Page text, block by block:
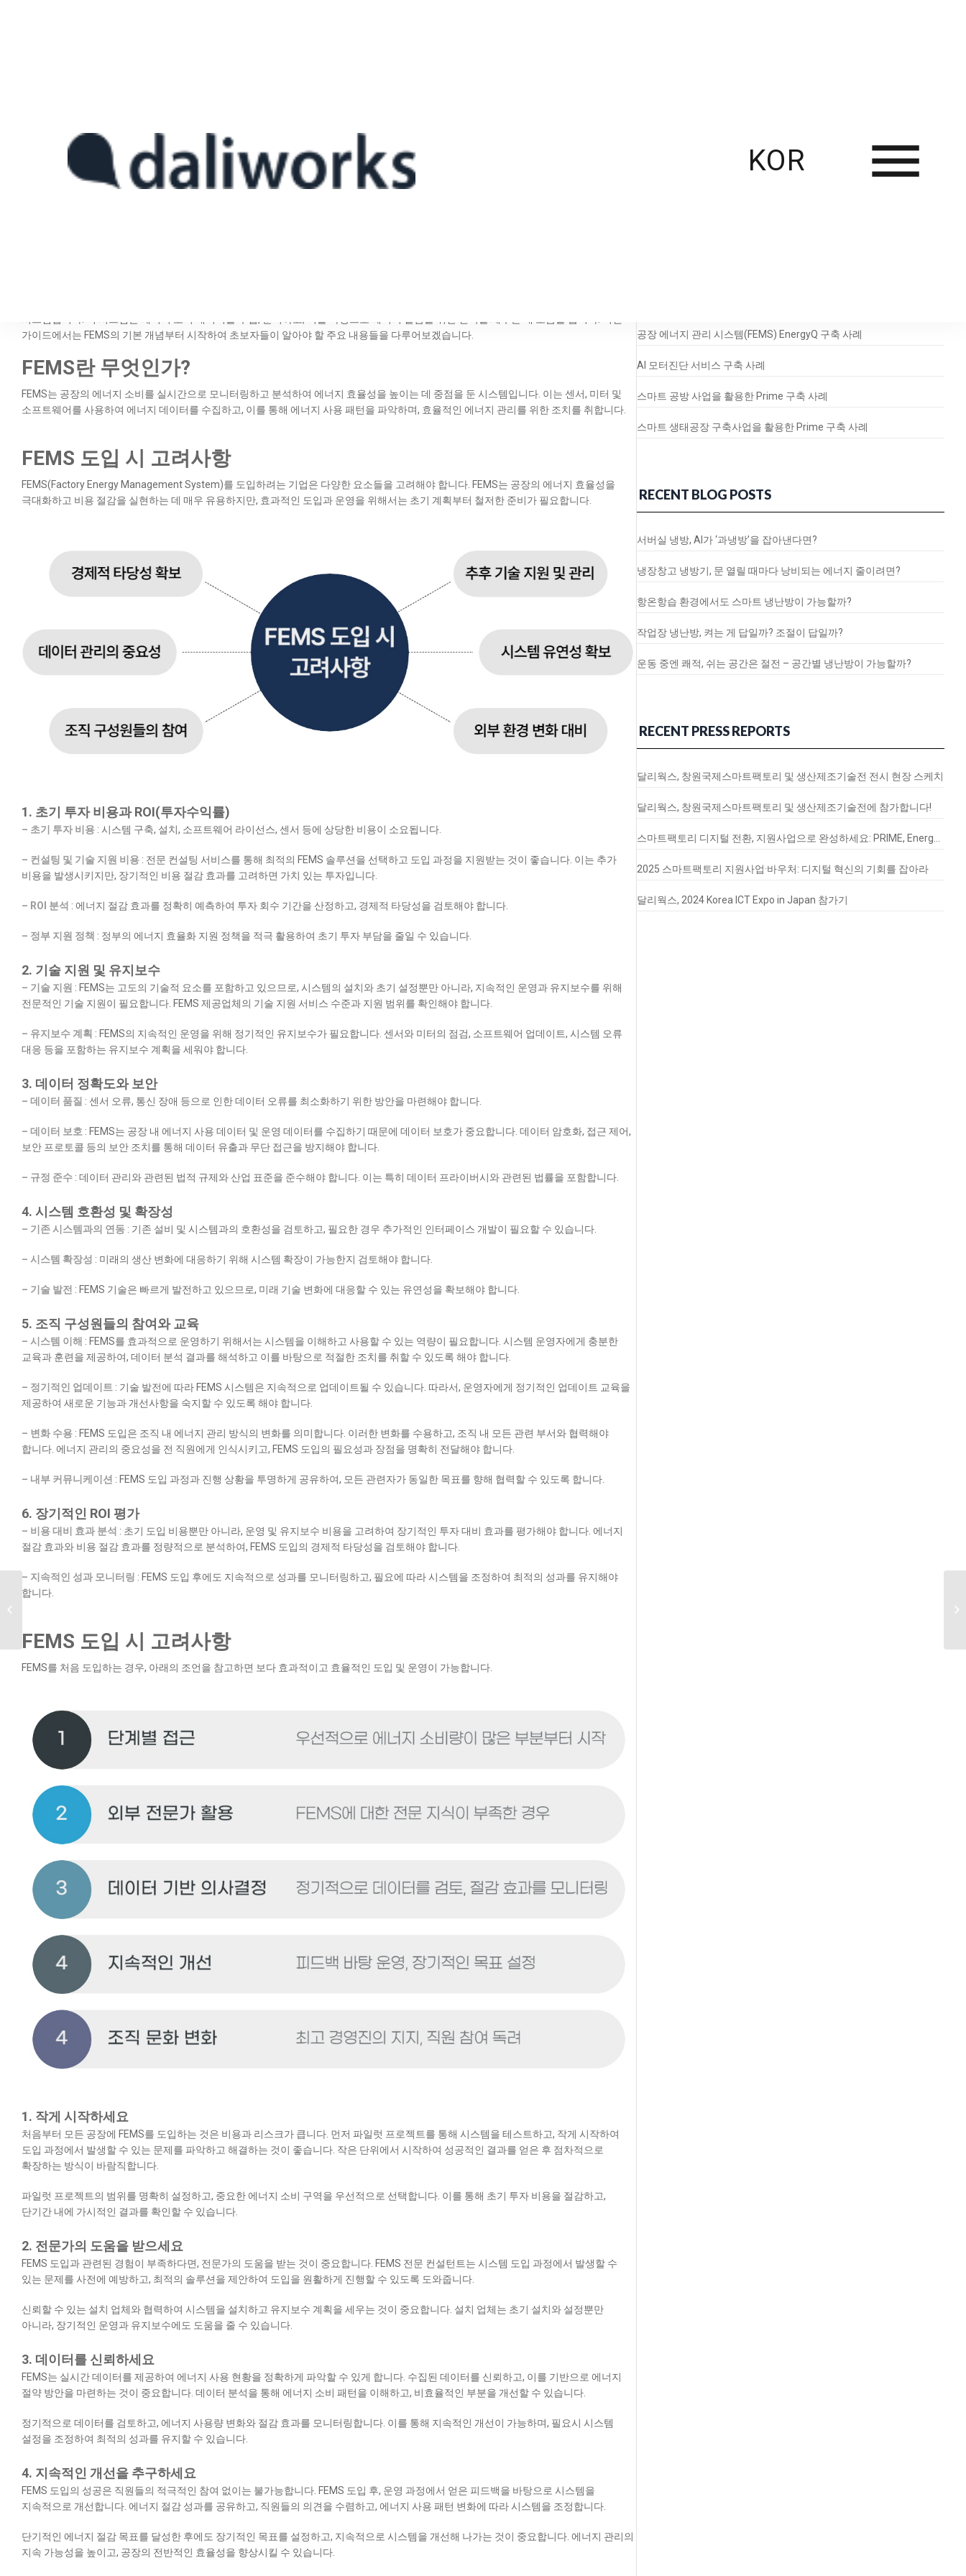
가이드에서는 FEMS의 기본 개념부터 시작하여 초보자들이 알아야 할 주요 내용들을 다루어보겠습니다.
FEMS란 무엇인가?
FEMS는 공장의 에너지 소비를 실시간으로 모니터링하고 분석하여 에너지 효율성을 높이는 데 중점을 둔 시스템입니다. 이는 센서, 미터 및
소프트웨어를 사용하여 에너지 데이터를 수집하고, 이를 통해 에너지 사용 패턴을 파악하며, 효율적인 에너지 관리를 위한 조치를 취합니다.
FEMS 도입 시 고려사항
FEMS(Factory Energy Management System)를 도입하려는 기업은 다양한 요소들을 고려해야 합니다. FEMS는 공장의 에너지 효율성을
극대화하고 비용 절감을 실현하는 데 매우 유용하지만, 효과적인 도입과 운영을 위해서는 초기 계획부터 철저한 준비가 필요합니다.
1. 초기 투자 비용과 ROI(투자수익률)
– 초기 투자 비용 : 시스템 구축, 설치, 소프트웨어 라이선스, 센서 등에 상당한 비용이 소요됩니다.
– 컨설팅 및 기술 지원 비용 : 전문 컨설팅 서비스를 통해 최적의 FEMS 솔루션을 선택하고 도입 과정을 지원받는 것이 좋습니다. 이는 추가
비용을 발생시키지만, 장기적인 비용 절감 효과를 고려하면 가치 있는 투자입니다.
– ROI 분석 : 에너지 절감 효과를 정확히 예측하여 투자 회수 기간을 산정하고, 경제적 타당성을 검토해야 합니다.
– 정부 지원 정책 : 정부의 에너지 효율화 지원 정책을 적극 활용하여 초기 투자 부담을 줄일 수 있습니다.
2. 기술 지원 및 유지보수
– 기술 지원 : FEMS는 고도의 기술적 요소를 포함하고 있으므로, 시스템의 설치와 초기 설정뿐만 아니라, 지속적인 운영과 유지보수를 위해
전문적인 기술 지원이 필요합니다. FEMS 제공업체의 기술 지원 서비스 수준과 지원 범위를 확인해야 합니다.
– 유지보수 계획 : FEMS의 지속적인 운영을 위해 정기적인 유지보수가 필요합니다. 센서와 미터의 점검, 소프트웨어 업데이트, 시스템 오류
대응 등을 포함하는 유지보수 계획을 세워야 합니다.
3. 데이터 정확도와 보안
– 데이터 품질 : 센서 오류, 통신 장애 등으로 인한 데이터 오류를 최소화하기 위한 방안을 마련해야 합니다.
– 데이터 보호 : FEMS는 공장 내 에너지 사용 데이터 및 운영 데이터를 수집하기 때문에 데이터 보호가 중요합니다. 데이터 암호화, 접근 제어,
보안 프로토콜 등의 보안 조치를 통해 데이터 유출과 무단 접근을 방지해야 합니다.
– 규정 준수 : 데이터 관리와 관련된 법적 규제와 산업 표준을 준수해야 합니다. 이는 특히 데이터 프라이버시와 관련된 법률을 포함합니다.
4. 시스템 호환성 및 확장성
– 기존 시스템과의 연동 : 기존 설비 및 시스템과의 호환성을 검토하고, 필요한 경우 추가적인 인터페이스 개발이 필요할 수 있습니다.
– 시스템 확장성 : 미래의 생산 변화에 대응하기 위해 시스템 확장이 가능한지 검토해야 합니다.
– 기술 발전 : FEMS 기술은 빠르게 발전하고 있으므로, 미래 기술 변화에 대응할 수 있는 유연성을 확보해야 합니다.
5. 조직 구성원들의 참여와 교육
– 시스템 이해 : FEMS를 효과적으로 운영하기 위해서는 시스템을 이해하고 사용할 수 있는 역량이 필요합니다. 시스템 운영자에게 충분한
교육과 훈련을 제공하여, 데이터 분석 결과를 해석하고 이를 바탕으로 적절한 조치를 취할 수 있도록 해야 합니다.
– 정기적인 업데이트 : 기술 발전에 따라 FEMS 시스템은 지속적으로 업데이트될 수 있습니다. 따라서, 운영자에게 정기적인 업데이트 교육을
제공하여 새로운 기능과 개선사항을 숙지할 수 있도록 해야 합니다.
– 변화 수용 : FEMS 도입은 조직 내 에너지 관리 방식의 변화를 의미합니다. 이러한 변화를 수용하고, 조직 내 모든 관련 부서와 협력해야
합니다. 에너지 관리의 중요성을 전 직원에게 인식시키고, FEMS 도입의 필요성과 장점을 명확히 전달해야 합니다.
– 내부 커뮤니케이션 : FEMS 도입 과정과 진행 상황을 투명하게 공유하여, 모든 관련자가 동일한 목표를 향해 협력할 수 있도록 합니다.
6. 장기적인 ROI 평가
– 비용 대비 효과 분석 : 초기 도입 비용뿐만 아니라, 운영 및 유지보수 비용을 고려하여 장기적인 투자 대비 효과를 평가해야 합니다. 에너지
절감 효과와 비용 절감 효과를 정량적으로 분석하여, FEMS 도입의 경제적 타당성을 검토해야 합니다.
– 지속적인 성과 모니터링 : FEMS 도입 후에도 지속적으로 성과를 모니터링하고, 필요에 따라 시스템을 조정하여 최적의 성과를 유지해야
합니다.
FEMS 도입 시 고려사항
FEMS를 처음 도입하는 경우, 아래의 조언을 참고하면 보다 효과적이고 효율적인 도입 및 운영이 가능합니다.
1. 작게 시작하세요
처음부터 모든 공장에 FEMS를 도입하는 것은 비용과 리스크가 큽니다. 먼저 파일럿 프로젝트를 통해 시스템을 테스트하고, 작게 시작하여
도입 과정에서 발생할 수 있는 문제를 파악하고 해결하는 것이 좋습니다. 작은 단위에서 시작하여 성공적인 결과를 얻은 후 점차적으로
확장하는 방식이 바람직합니다.
파일럿 프로젝트의 범위를 명확히 설정하고, 중요한 에너지 소비 구역을 우선적으로 선택합니다. 이를 통해 초기 투자 비용을 절감하고,
단기간 내에 가시적인 결과를 확인할 수 있습니다.
2. 전문가의 도움을 받으세요
FEMS 도입과 관련된 경험이 부족하다면, 전문가의 도움을 받는 것이 중요합니다. FEMS 전문 컨설턴트는 시스템 도입 과정에서 발생할 수
있는 문제를 사전에 예방하고, 최적의 솔루션을 제안하여 도입을 원활하게 진행할 수 있도록 도와줍니다.
신뢰할 수 있는 설치 업체와 협력하여 시스템을 설치하고 유지보수 계획을 세우는 것이 중요합니다. 설치 업체는 초기 설치와 설정뿐만
아니라, 장기적인 운영과 유지보수에도 도움을 줄 수 있습니다.
3. 데이터를 신뢰하세요
FEMS는 실시간 데이터를 제공하여 에너지 사용 현황을 정확하게 파악할 수 있게 합니다. 수집된 데이터를 신뢰하고, 이를 기반으로 에너지
절약 방안을 마련하는 것이 중요합니다. 데이터 분석을 통해 에너지 소비 패턴을 이해하고, 비효율적인 부분을 개선할 수 있습니다.
정기적으로 데이터를 검토하고, 에너지 사용량 변화와 절감 효과를 모니터링합니다. 이를 통해 지속적인 개선이 가능하며, 필요시 시스템
설정을 조정하여 최적의 성과를 유지할 수 있습니다.
4. 지속적인 개선을 추구하세요
FEMS 도입의 성공은 직원들의 적극적인 참여 없이는 불가능합니다. FEMS 도입 후, 운영 과정에서 얻은 피드백을 바탕으로 시스템을
지속적으로 개선합니다. 에너지 절감 성과를 공유하고, 직원들의 의견을 수렴하고, 에너지 사용 패턴 변화에 따라 시스템을 조정합니다.
단기적인 에너지 절감 목표를 달성한 후에도 장기적인 목표를 설정하고, 지속적으로 시스템을 개선해 나가는 것이 중요합니다. 에너지 관리의
지속 가능성을 높이고, 공장의 전반적인 효율성을 향상시킬 수 있습니다.
공장 에너지 관리 시스템(FEMS) EnergyQ 구축 사례
AI 모터진단 서비스 구축 사례
스마트 공방 사업을 활용한 Prime 구축 사례
스마트 생태공장 구축사업을 활용한 Prime 구축 사례
RECENT BLOG POSTS
서버실 냉방, AI가 ‘과냉방’을 잡아낸다면?
냉장창고 냉방기, 문 열릴 때마다 낭비되는 에너지 줄이려면?
항온항습 환경에서도 스마트 냉난방이 가능할까?
작업장 냉난방, 켜는 게 답일까? 조절이 답일까?
운동 중엔 쾌적, 쉬는 공간은 절전 – 공간별 냉난방이 가능할까?
RECENT PRESS REPORTS
달리웍스, 창원국제스마트팩토리 및 생산제조기술전 전시 현장 스케치
달리웍스, 창원국제스마트팩토리 및 생산제조기술전에 참가합니다!
2025 스마트팩토리 지원사업·바우처: 디지털 혁신의 기회를 잡아라
달리웍스, 2024 Korea ICT Expo in Japan 참가기
KOR